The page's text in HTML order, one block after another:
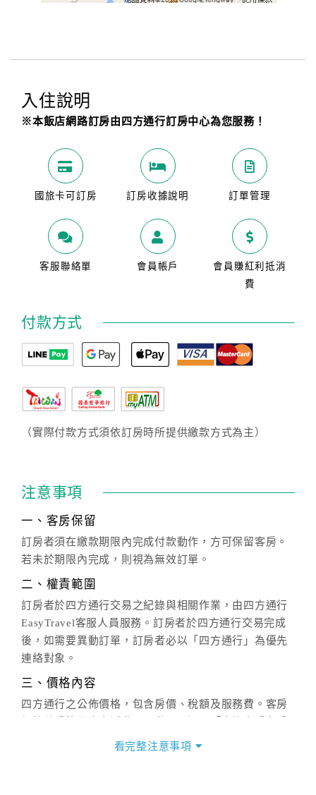
入住說明
※本飯店網路訂房由四方通行訂房中心為您服務！
國旅卡可訂房 訂房收據說明 訂單管理
客服聯絡單 會員帳戶
會員賺紅利抵消
費
付款方式
（實際付款方式須依訂房時所提供繳款方式為主）
注意事項
一、客房保留
訂房者須在繳款期限內完成付款動作，方可保留客房。
若未於期限內完成，則視為無效訂單。
二、權責範圍
訂房者於四方通行交易之紀錄與相關作業，由四方通行
EasyTravel客服人員服務。訂房者於四方通行交易完成
後，如需要異動訂單，訂房者必以「四方通行」為優先
連絡對象。
三、價格內容
四方通行之公佈價格，包含房價、稅額及服務費。客房
價」之當日價格為標準。
看完整注意事項